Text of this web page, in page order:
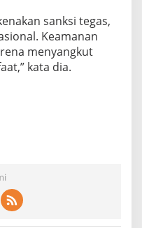
sanksi tegas,
Keamanan
menyangkut
kata dia.